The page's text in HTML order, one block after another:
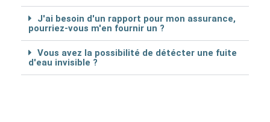
J'ai besoin d'un rapport pour mon assurance,
pourriez-vous m'en fournir un ?
Vous avez la possibilité de détécter une fuite
d'eau invisible ?